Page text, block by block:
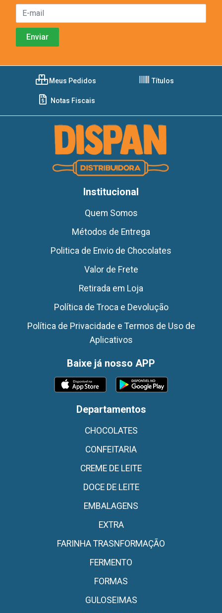
Meus Pedidos Títulos
Notas Fiscais
Institucional
Quem Somos
Métodos de Entrega
Politica de Envio de Chocolates
Valor de Frete
Retirada em Loja
Política de Troca e Devolução
Política de Privacidade e Termos de Uso de
Aplicativos
Baixe já nosso APP
Departamentos
CHOCOLATES
CONFEITARIA
CREME DE LEITE
DOCE DE LEITE
EMBALAGENS
EXTRA
FARINHA TRASNFORMAÇÃO
FERMENTO
FORMAS
GULOSEIMAS